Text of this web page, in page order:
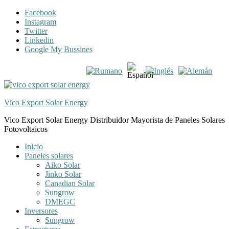
Skip
navigation
Skip
content
Facebook
Instagram
Twitter
Linkedin
Google My Bussines
Vico Export Solar Energy
Vico Export Solar Energy Distribuidor Mayorista de Paneles Solares
Fotovoltaicos
Toggle
navigation
Inicio
Paneles solares
Aiko Solar
Jinko Solar
Canadian Solar
Sungrow
DMEGC
Inversores
Sungrow